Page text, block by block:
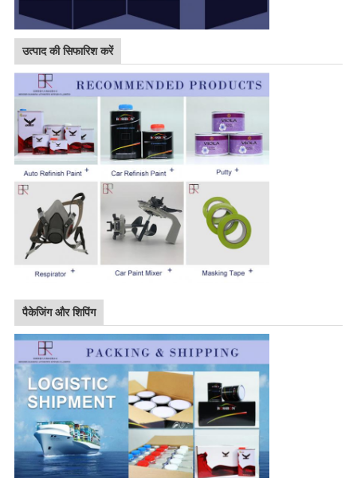
उत्पाद की सिफारिश करें
पैकेजिंग और शिपिंग